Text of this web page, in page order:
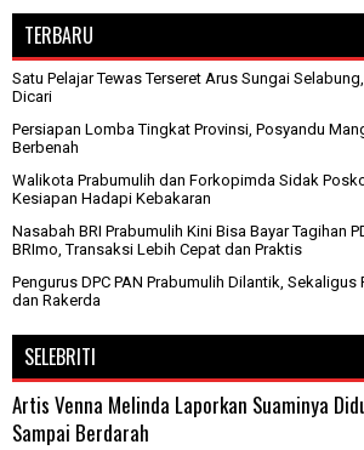
TERBARU
Satu Pelajar Tewas Terseret Arus Sungai
Dicari
Persiapan Lomba Tingkat Provinsi, Posyandu
Berbenah
Walikota Prabumulih dan Forkopimda Sidak
Kesiapan Hadapi Kebakaran
Nasabah BRI Prabumulih Kini Bisa Bayar Tagihan
BRImo, Transaksi Lebih Cepat dan Praktis
Pengurus DPC PAN Prabumulih Dilantik, Sekaligus
dan Rakerda
SELEBRITI
Artis Venna Melinda Laporkan Suaminya
Sampai Berdarah